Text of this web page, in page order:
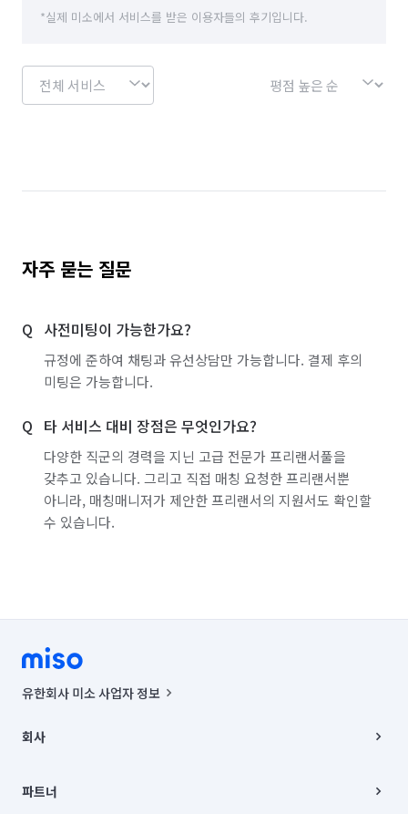
충남 천안시 서북구 충북 음성군 충북 진천군
경기 화성시 동탄구
경기 화성시 만세구
*실제 미소에서 서비스를 받은 이용자들의 후기입니다.
자주 묻는 질문
사전미팅이 가능한가요?
규정에 준하여 채팅과 유선상담만 가능합니다. 결제 후의
미팅은 가능합니다.
타 서비스 대비 장점은 무엇인가요?
다양한 직군의 경력을 지닌 고급 전문가 프리랜서풀을
갖추고 있습니다. 그리고 직접 매칭 요청한 프리랜서뿐
아니라, 매칭매니저가 제안한 프리랜서의 지원서도 확인할
수 있습니다.
유한회사 미소 사업자 정보
00019 |
주소 | 본사: 서울특별시 종로구 율곡로 6(중학동, 트윈트리빌딩) B동 5층
컨택센터 : 서울특별시 종로구 수송동 율곡로 24, 7층, 8층 미소
회사
채용
파트너